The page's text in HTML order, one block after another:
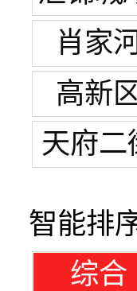
像寺
肖家
高新
天府二
智能排
综合